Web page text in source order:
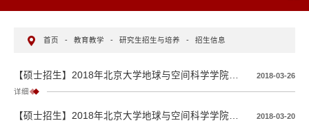
首页 - 教育教学 - 研究生招生与培养 - 招生信息
2018-03-26
详细
2018-03-20